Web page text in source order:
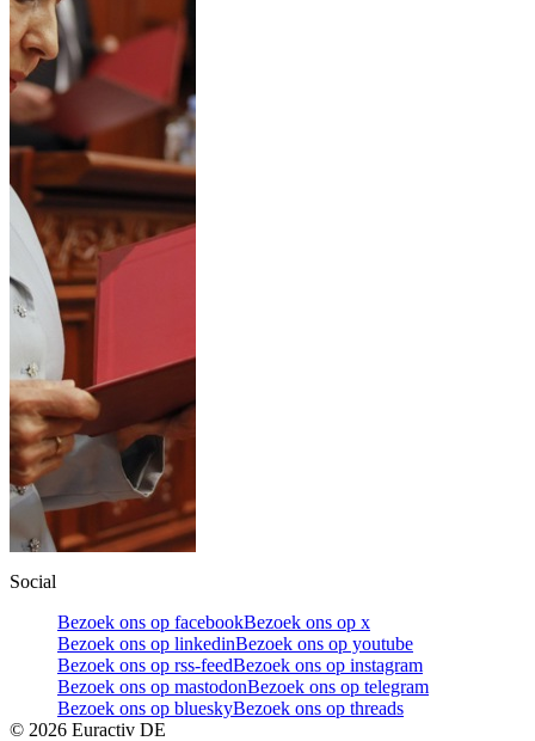
Social
Bezoek ons op facebookBezoek ons op x
Bezoek ons op linkedinBezoek ons op youtube
Bezoek ons op rss-feedBezoek ons op instagram
Bezoek ons op mastodonBezoek ons op telegram
Bezoek ons op blueskyBezoek ons op threads
© 2026 Euractiv DE